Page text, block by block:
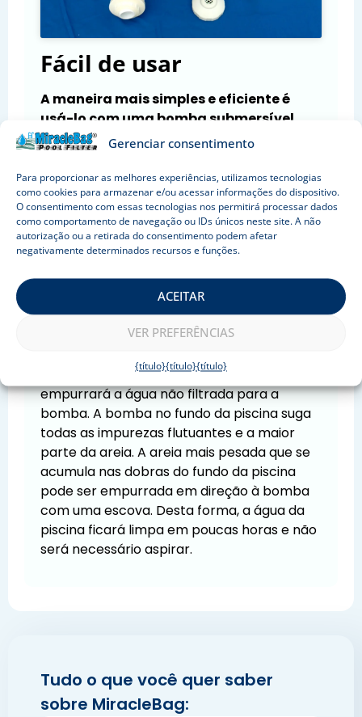
Gerenciar consentimento
Para proporcionar as melhores experiências, utilizamos tecnologias
como cookies para armazenar e/ou acessar informações do dispositivo.
O consentimento com essas tecnologias nos permitirá processar dados
como comportamento de navegação ou IDs únicos neste site. A não
autorização ou a retirada do consentimento podem afetar
negativamente determinados recursos e funções.
ACEITAR
VER PREFERÊNCIAS
{título}{título}{título}
Fácil de usar
A maneira mais simples e eficiente é
usá-lo com uma bomba submersível.
Mão Única:gire a água da piscina como um
submersível no meio, no fundo da piscina.
Apoiar o saco do filtro na borda da piscina.
Todos os sedimentos irão para o saco
dentro de alguns minutos. Não é necessário
conecte o saco do filtro
com uma mangueira longa para garantir
que a bomba submersível e o saco do filtro
A água limpa que sai do saco do filtro
empurrará a água não filtrada para a
bomba. A bomba no fundo da piscina suga
todas as impurezas flutuantes e a maior
parte da areia. A areia mais pesada que se
acumula nas dobras do fundo da piscina
pode ser empurrada em direção à bomba
com uma escova. Desta forma, a água da
piscina ficará limpa em poucas horas e não
será necessário aspirar.
Tudo o que você quer saber
sobre MiracleBag: